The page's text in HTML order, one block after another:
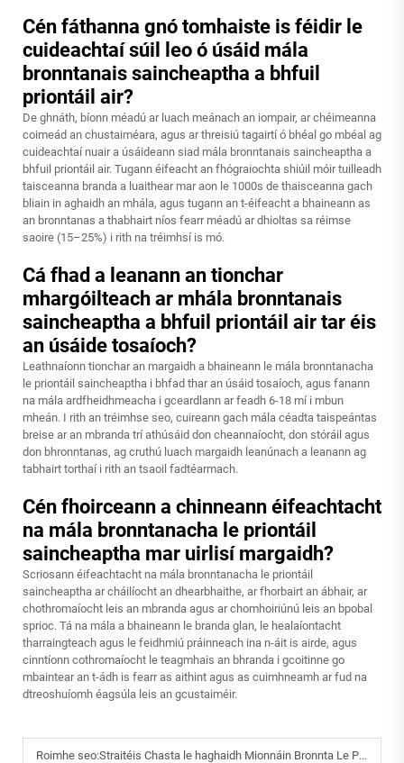
Cén fáthanna gnó tomhaiste is féidir le
cuideachtaí súil leo ó úsáid mála
bronntanais saincheaptha a bhfuil
priontáil air?
De ghnáth, bíonn méadú ar luach meánach an iompair, ar chéimeanna
coimeád an chustaiméara, agus ar threisiú tagairtí ó bhéal go mbéal ag
cuideachtaí nuair a úsáideann siad mála bronntanais saincheaptha a
bhfuil priontáil air. Tugann éifeacht an fhógraiochta shiúil móir tuilleadh
taisceanna branda a luaithear mar aon le 1000s de thaisceanna gach
bliain in aghaidh an mhála, agus tugann an t-éifeacht a bhaineann as
an bronntanas a thabhairt níos fearr méadú ar dhioltas sa réimse
saoire (15–25%) i rith na tréimhsí is mó.
Cá fhad a leanann an tionchar
mhargóilteach ar mhála bronntanais
saincheaptha a bhfuil priontáil air tar éis
an úsáide tosaíoch?
Leathnaíonn tionchar an margaidh a bhaineann le mála bronntanacha
le priontáil saincheaptha i bhfad thar an úsáid tosaíoch, agus fanann
na mála ardfheidhmeacha i gceardlann ar feadh 6-18 mí i mbun
mheán. I rith an tréimhse seo, cuireann gach mála céadta taispeántas
breise ar an mbranda trí athúsáid don cheannaíocht, don stóráil agus
don bhronntanas, ag cruthú luach margaidh leanúnach a leanann ag
tabhairt torthaí i rith an tsaoil fadtéarmach.
Cén fhoirceann a chinneann éifeachtacht
na mála bronntanacha le priontáil
saincheaptha mar uirlisí margaidh?
Scriosann éifeachtacht na mála bronntanacha le priontáil
saincheaptha ar cháilíocht an dhearbhaithe, ar fhorbairt an ábhair, ar
chothromaíocht leis an mbranda agus ar chomhoiriúnú leis an bpobal
sprioc. Tá na mála a bhaineann le branda glan, le healaíontacht
tharraingteach agus le feidhmiú práinneach ina n-áit is airde, agus
cinntíonn cothromaíocht le teagmhais an bhranda i gcoitinne go
mbaintear an t-ádh is fearr as aithint agus as cuimhneamh ar fud na
dtreoshuíomh éagsúla leis an gcustaiméir.
Roimhe seo:Straitéis Chasta le haghaidh Mionnáin Bronnta Le Priontáil Shaincheaptha